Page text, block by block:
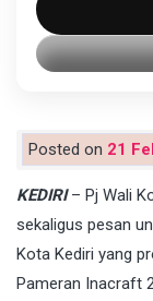
Posted on 21
KEDIRI– Pj Wali
sekaligus pesan
Kota Kediri yang
Pameran Inacraft